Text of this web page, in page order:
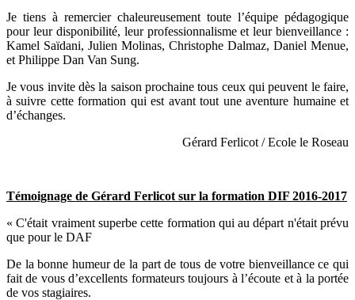
Je tiens à remercier chaleureusement toute l’équipe pédagogique
pour leur disponibilité, leur professionnalisme et leur bienveillance :
Kamel Saïdani, Julien Molinas, Christophe Dalmaz, Daniel Menue,
et Philippe Dan Van Sung.
Je vous invite dès la saison prochaine tous ceux qui peuvent le faire,
à suivre cette formation qui est avant tout une aventure humaine et
d’échanges.
Gérard Ferlicot / Ecole le Roseau
Témoignage de Gérard Ferlicot sur la formation DIF 2016-2017
« C'était vraiment superbe cette formation qui au départ n'était prévu
que pour le DAF
De la bonne humeur de la part de tous de votre bienveillance ce qui
fait de vous d’excellents formateurs toujours à l’écoute et à la portée
de vos stagiaires.